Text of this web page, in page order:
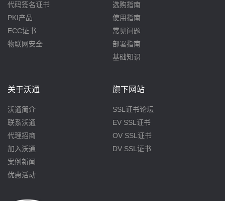
代码签名证书
PKI产品
ECC证书
物联网安全
选购指南
使用指南
常见问题
部署指南
基础知识
关于沃通
沃通简介
联系沃通
代理招商
加入沃通
案例新闻
优惠活动
旗下网站
SSL证书论坛
EV SSL证书
OV SSL证书
DV SSL证书